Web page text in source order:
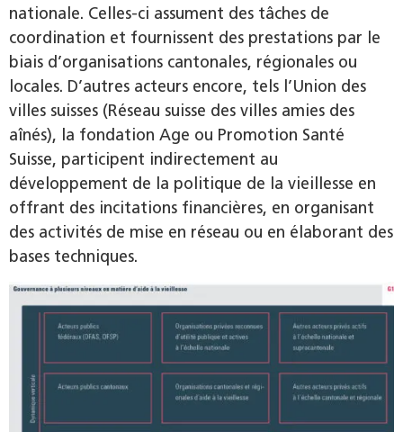
nationale. Celles-ci assument des tâches de
coordination et fournissent des prestations par le
biais d’organisations cantonales, régionales ou
locales. D’autres acteurs encore, tels l’Union des
villes suisses (Réseau suisse des villes amies des
aînés), la fondation Age ou Promotion Santé
Suisse, participent indirectement au
développement de la politique de la vieillesse en
offrant des incitations financières, en organisant
des activités de mise en réseau ou en élaborant des
bases techniques.